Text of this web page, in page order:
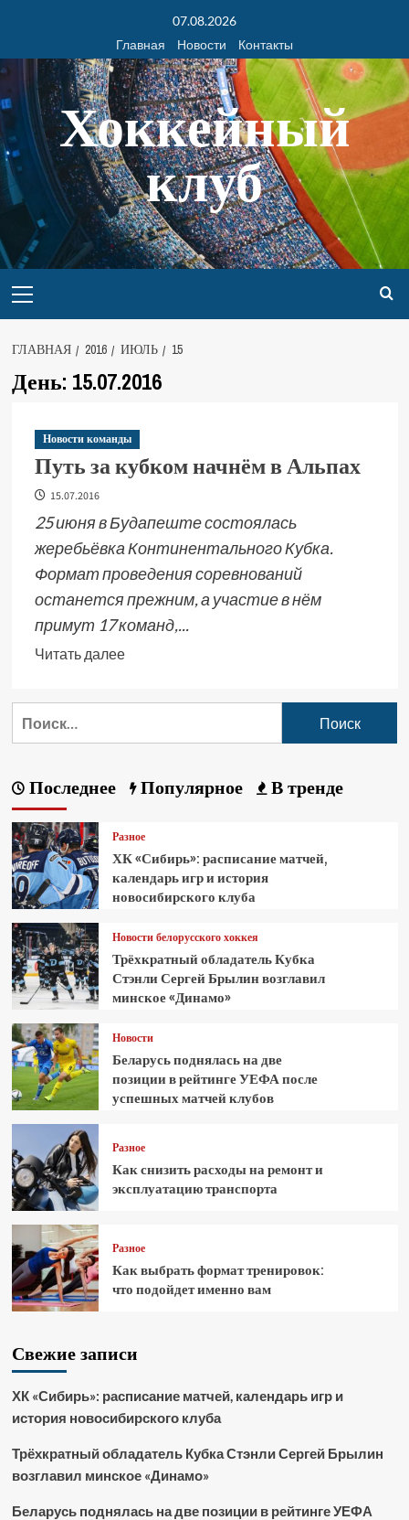
07.08.2026
Главная
Новости Контакты
Хоккейный
клуб
ГЛАВНАЯ 2016 ИЮЛЬ 15
День: 15.07.2016
Новости команды
Путь за кубком начнём в Альпах
15.07.2016
25 июня в Будапеште состоялась
жеребьёвка Континентального Кубка.
Формат проведения соревнований
останется прежним, а участие в нём
примут 17 команд,...
Читать далее
Последнее Популярное В тренде
Разное
ХК «Сибирь»: расписание матчей,
календарь игр и история
новосибирского клуба
Новости белорусского хоккея
Трёхкратный обладатель Кубка
Стэнли Сергей Брылин возглавил
минское «Динамо»
Новости
Беларусь поднялась на две
позиции в рейтинге УЕФА после
успешных матчей клубов
Разное
Как снизить расходы на ремонт и
эксплуатацию транспорта
Разное
Как выбрать формат тренировок:
что подойдет именно вам
Свежие записи
ХК «Сибирь»: расписание матчей, календарь игр и
история новосибирского клуба
Трёхкратный обладатель Кубка Стэнли Сергей Брылин
возглавил минское «Динамо»
Беларусь поднялась на две позиции в рейтинге УЕФА